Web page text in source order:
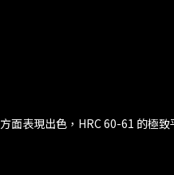
表現出色，HRC 60-61 的極致